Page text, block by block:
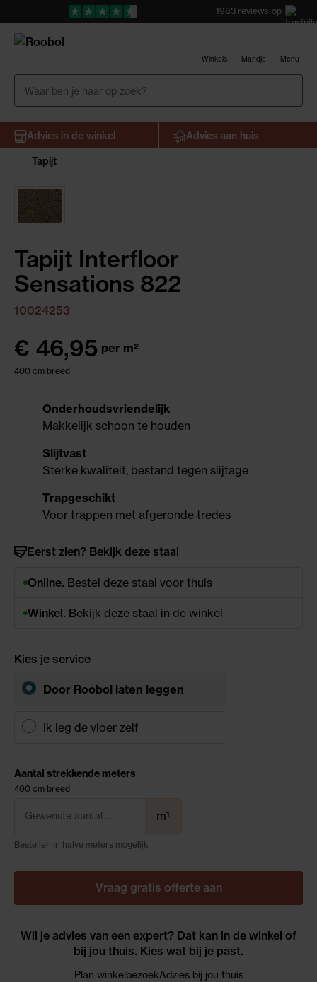
1983 reviews op
Winkels Mandje Menu
Advies in de winkel
Advies aan huis
Tapijt
Tapijt Interfloor
Sensations 822
10024253
€ 46,95 per m²
400 cm breed
Onderhoudsvriendelijk
Makkelijk schoon te houden
Slijtvast
Sterke kwaliteit, bestand tegen slijtage
Trapgeschikt
Voor trappen met afgeronde tredes
Eerst zien? Bekijk deze staal
Online. Bestel deze staal voor thuis
Winkel. Bekijk deze staal in de winkel
Kies je service
Door Roobol laten leggen
Ik leg de vloer zelf
Aantal strekkende meters
400 cm breed
m¹
Bestellen in halve meters mogelijk
Vraag gratis offerte aan
Wil je advies van een expert? Dat kan in de winkel of
bij jou thuis. Kies wat bij je past.
Plan winkelbezoekAdvies bij jou thuis